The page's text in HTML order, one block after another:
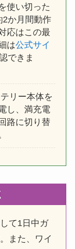
使い切った
2か月間動作
応はこの最
は公式サイ
できま
リー本体を
し、満充電
路に切り替
て1日中ガ
また、ワイ